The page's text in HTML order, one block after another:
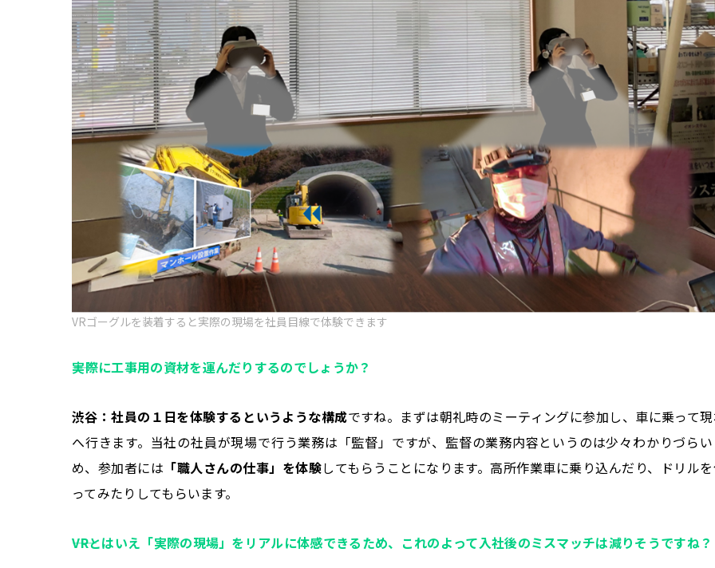
VRゴーグルを装着すると実際の現場を社員目線で体験できます
――実際に工事用の資材を運んだりするのでしょうか？
渋谷：社員の１日を体験する――というような構成ですね。まずは朝礼時のミーティングに参加し、車に乗って
へ行きます。当社の社員が現場で行う業務は「監督」ですが、監督の業務内容というのは少々わかりづら
め、参加者には 「職人さんの仕事」を体験してもらうことになります。高所作業車に乗り込んだり、ドリル
ってみたりしてもらいます。
――VRとはいえ「実際の現場」をリアルに体感できるため、これのよって入社後のミスマッチは減りそうですね？